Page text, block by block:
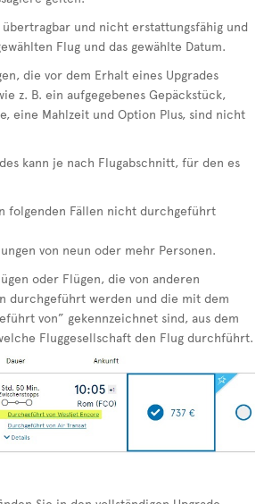
und nicht erstattungsfähig und
Flug und das gewählte Datum.
die vor dem Erhalt eines Upgrades
z. B. ein aufgegebenes Gepäckstück,
eine Mahlzeit und Option Plus, sind nicht
kann je nach Flugabschnitt, für den es
folgenden Fällen nicht durchgeführt
von neun oder mehr Personen.
oder Flügen, die von anderen
durchgeführt werden und die mit dem
von” gekennzeichnet sind, aus dem
Fluggesellschaft den Flug durchführt.